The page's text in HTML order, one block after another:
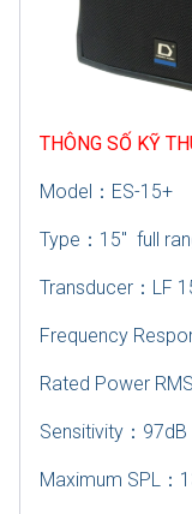
THÔNG SỐ KỸ
Model ： ES-15+
Type ： 15″ full
Transducer ： LF
Frequency
Rated Power RMS
Sensitivity ： 97dB
Maximum SPL ：